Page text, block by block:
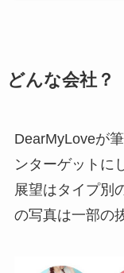
どんな会社？
DearMyLoveが
ンターゲットに
展望はタイプ別
の写真は一部の